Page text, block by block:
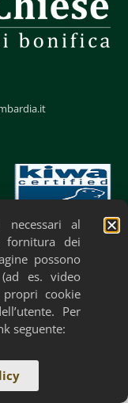
Accessibilità
necessari al
fornitura dei
possono
es. video
propri cookie
Per
seguente: